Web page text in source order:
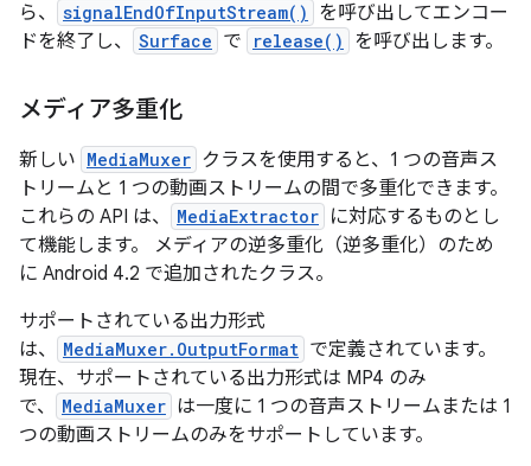
ら、
signalEndOfInputStream()
を呼び出してエンコー
ドを終了し、
Surface で release() を呼び出します。
メディア多重化
新しい MediaMuxer クラスを使用すると、1 つの音声ス
トリームと 1 つの動画ストリームの間で多重化できます。
これらの API は、
MediaExtractor に対応するものとし
て機能します。 メディアの逆多重化（逆多重化）のため
に Android 4.2 で追加されたクラス。
サポートされている出力形式
は、
MediaMuxer.OutputFormat で定義されています。
現在、サポートされている出力形式は MP4 のみ
で、
MediaMuxer は一度に 1 つの音声ストリームまたは 1
つの動画ストリームのみをサポートしています。